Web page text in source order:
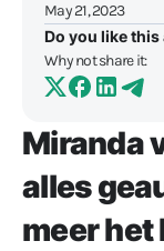
Miranda
alles
meer het
May 21, 2023
Do you like this
Why not share it: